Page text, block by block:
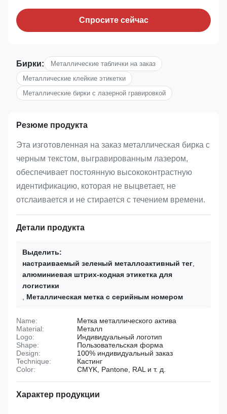
Спросите сейчас
Бирки:
Металлические таблички на заказ
Металлические клейкие этикетки
Металлические бирки с лазерной гравировкой
Резюме продукта
Эта изготовленная на заказ металлическая бирка с
черным текстом, выгравированным лазером,
обеспечивает постоянную высококонтрастную
идентификацию, которая не выцветает, не
отслаивается и не стирается с течением времени.
Детали продукта
Выделить:
настраиваемый зеленый металлоактивный тег
алюминиевая штрих-кодная этикетка для
логистики
Металлическая метка с серийным номером
Name:
Метка металлического актива
Material:
Металл
Logo:
Индивидуальный логотип
Shape:
Пользовательская форма
Design:
100% индивидуальный заказ
Technique:
Кастинг
Color:
CMYK, Pantone, RAL и т. д.
Характер продукции